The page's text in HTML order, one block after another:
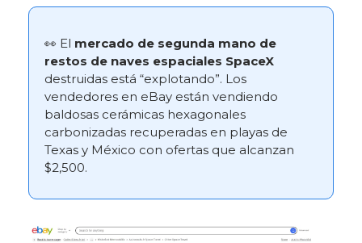
👀 El mercado de segunda mano de
restos de naves espaciales SpaceX
destruidas está “explotando”. Los
vendedores en eBay están vendiendo
baldosas cerámicas hexagonales
carbonizadas recuperadas en playas de
Texas y México con ofertas que alcanzan
$2,500.